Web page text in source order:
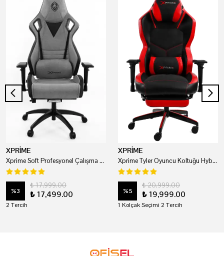
XPRİME
Xprime Soft Profesyonel Çalışma Ve Oyuncu Koltuğu
%3
₺ 17,999.00
₺ 17,499.00
2 Tercih
XPRİME
Xprime Tyler Oyuncu Koltuğu Hybrid Kumaş Kırmızı
%5
₺ 20,999.00
₺ 19,999.00
1 Kolçak Seçimi 2 Tercih